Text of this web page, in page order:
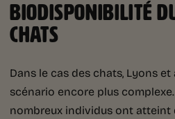
BIODISPONIBILITÉ
CHATS
Dans le cas des chats, Lyons
scénario encore plus
nombreux individus ont atteint